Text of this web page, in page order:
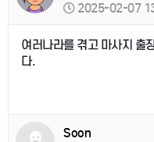
2025-02-07
여러나라를 겪고 마사지 출
다.
Soon